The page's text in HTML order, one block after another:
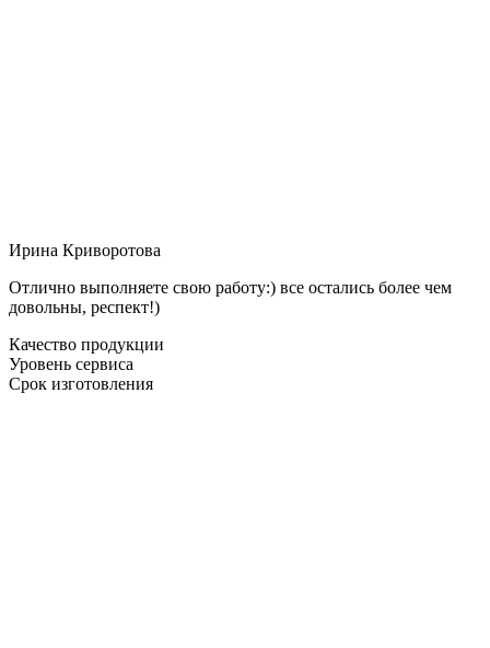
Ирина Криворотова
Отлично выполняете свою работу:) все остались более чем
довольны, респект!)
Качество продукции
Уровень сервиса
Срок изготовления